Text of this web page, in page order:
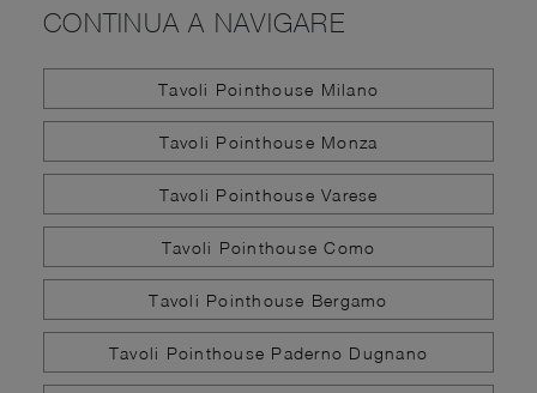
CONTINUA A NAVIGARE
Tavoli Pointhouse Milano
Tavoli Pointhouse Monza
Tavoli Pointhouse Varese
Tavoli Pointhouse Como
Tavoli Pointhouse Bergamo
Tavoli Pointhouse Paderno Dugnano